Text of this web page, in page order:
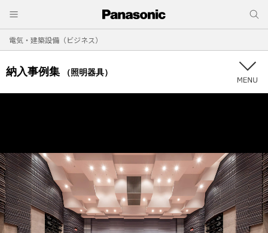
電気・建築設備（ビジネス）
納入事例集 （照明器具）